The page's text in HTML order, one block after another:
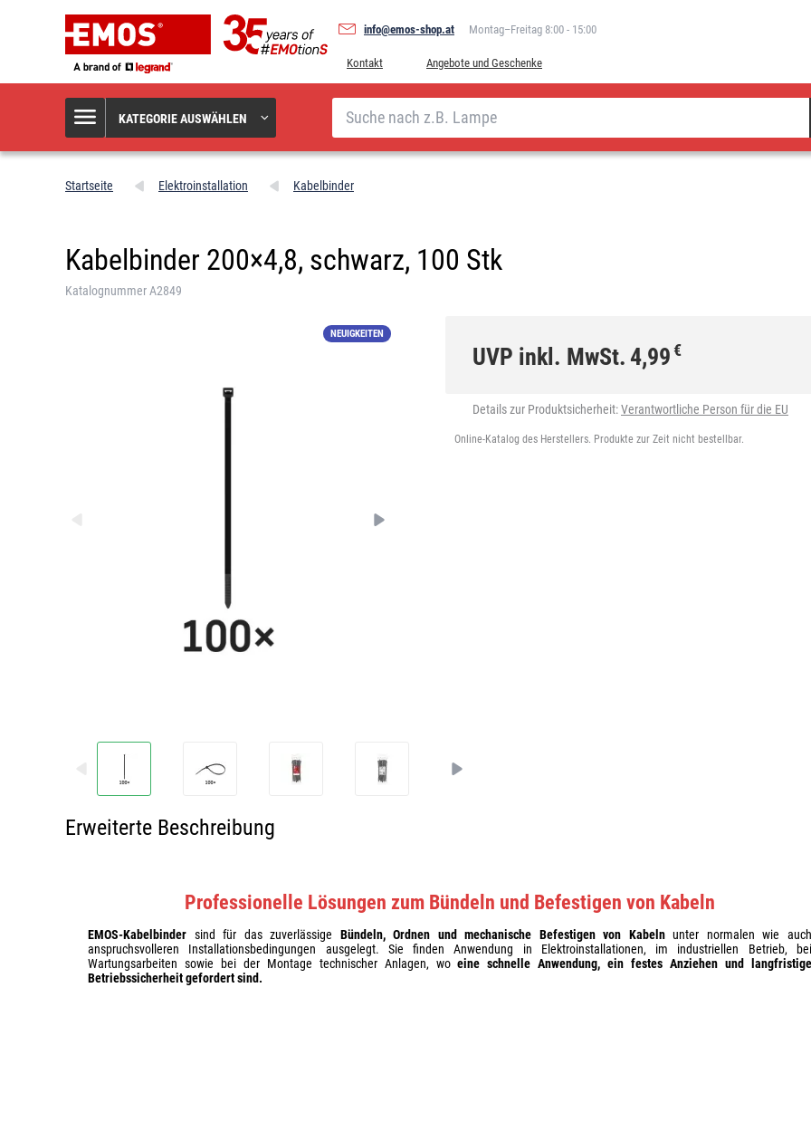
info@emos-shop.at Montag–Freitag 8:00 - 15:00
Kontakt Angebote und Geschenke
KATEGORIE AUSWÄHLEN
Suche
Startseite Elektroinstallation Kabelbinder
Kabelbinder 200×4,8, schwarz, 100 Stk
Katalognummer A2849
NEUIGKEITEN
UVP inkl. MwSt. 4,99€
Details zur Produktsicherheit:Verantwortliche Person für die EU
Online-Katalog des Herstellers. Produkte zur Zeit nicht bestellbar.
Erweiterte Beschreibung
Professionelle Lösungen zum Bündeln und Befestigen von Kabeln
EMOS-Kabelbinder sind für das zuverlässige Bündeln, Ordnen und mechanische Befestigen von Kabelnunter normalen wie auch
anspruchsvolleren Installationsbedingungen ausgelegt. Sie finden Anwendung in Elektroinstallationen, im industriellen Betrieb, bei
Wartungsarbeiten sowie bei der Montage technischer Anlagen, woeine schnelle Anwendung, ein festes Anziehen und langfristige
Betriebssicherheit gefordert sind.